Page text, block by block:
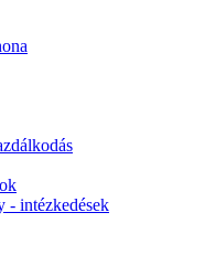
- intézkedések